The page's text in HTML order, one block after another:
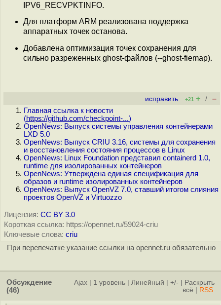
IPV6_RECVPKTINFO.
Для платформ ARM реализована поддержка
аппаратных точек останова.
Добавлена оптимизация точек сохранения для
сильно разреженных ghost-файлов (--ghost-fiemap).
исправить +21 + / –
Главная ссылка к новости
(https://github.com/checkpoint-...)
OpenNews: Выпуск системы управления контейнерами
LXD 5.0
OpenNews: Выпуск CRIU 3.16, системы для сохранения
и восстановления состояния процессов в Linux
OpenNews: Linux Foundation представил containerd 1.0,
runtime для изолированных контейнеров
OpenNews: Утверждена единая спецификация для
образов и runtime изолированных контейнеров
OpenNews: Выпуск OpenVZ 7.0, ставший итогом слияния
проектов OpenVZ и Virtuozzo
Лицензия: CC BY 3.0
Короткая ссылка: https://opennet.ru/59024-criu
Ключевые слова: criu
При перепечатке указание ссылки на opennet.ru обязательно
Обсуждение
(46)
Ajax 1 уровень Линейный +/-
Раскрыть
всё
RSS